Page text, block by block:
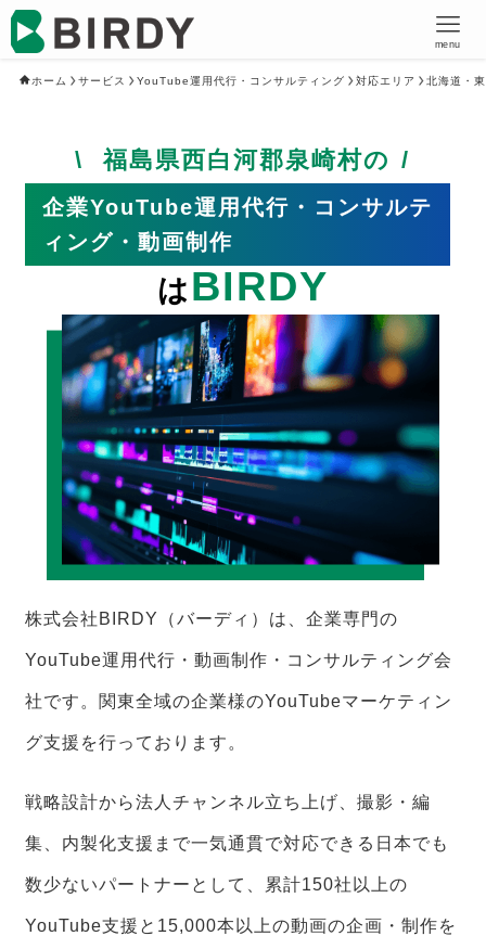
menu
ホーム サービス YouTube運用代行・コンサルティング 対応エリア 北海道・
福島県西白河郡泉崎村の
企業YouTube運用代行・コンサルテ
ィング・動画制作
はBIRDY
株式会社BIRDY（バーディ）は、企業専門の
YouTube運用代行・動画制作・コンサルティング会
社です。関東全域の企業様のYouTubeマーケティン
グ支援を行っております。
戦略設計から法人チャンネル立ち上げ、撮影・編
集、内製化支援まで一気通貫で対応できる日本でも
数少ないパートナーとして、累計150社以上の
YouTube支援と15,000本以上の動画の企画・制作を